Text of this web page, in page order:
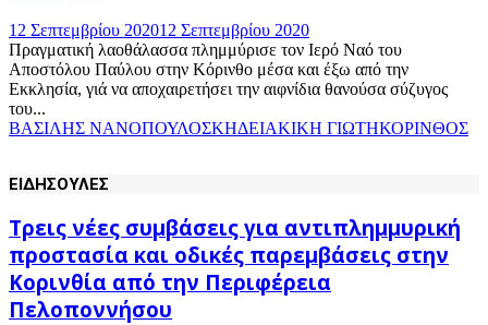
12 Σεπτεμβρίου 202012 Σεπτεμβρίου 2020
Πραγματική λαοθάλασσα πλημμύρισε τον Ιερό Ναό του
Αποστόλου Παύλου στην Κόρινθο μέσα και έξω από την
Εκκλησία, γιά να αποχαιρετήσει την αιφνίδια θανούσα σύζυγος
του...
ΒΑΣΙΛΗΣ ΝΑΝΟΠΟΥΛΟΣΚΗΔΕΙΑΚΙΚΗ ΓΙΩΤΗΚΟΡΙΝΘΟΣ
ΕΙΔΗΣΟΥΛΕΣ
Τρεις νέες συμβάσεις για αντιπλημμυρική
προστασία και οδικές παρεμβάσεις στην
Κορινθία από την Περιφέρεια
Πελοποννήσου